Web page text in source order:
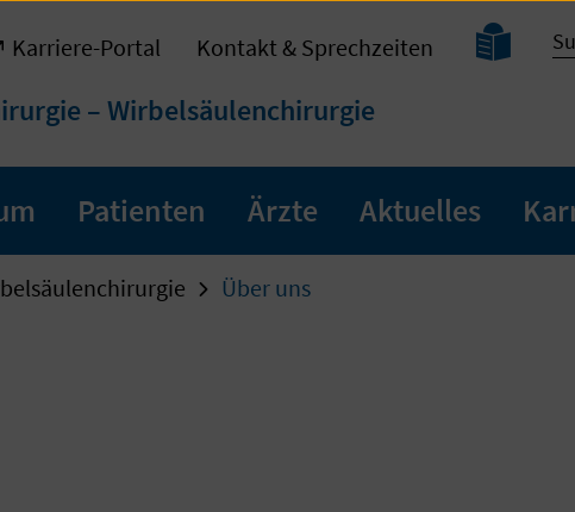
– Wirbelsäulenchirurgie
Karriere-Portal Kontakt & Sprechzeiten
Leichte
Sprache
Patienten Ärzte Aktuelles
Über uns